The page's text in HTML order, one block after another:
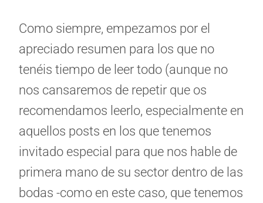
Como siempre, empezamos por el
apreciado resumen para los que no
tenéis tiempo de leer todo (aunque no
nos cansaremos de repetir que os
recomendamos leerlo, especialmente en
aquellos posts en los que tenemos
invitado especial para que nos hable de
primera mano de su sector dentro de las
bodas -como en este caso, que tenemos